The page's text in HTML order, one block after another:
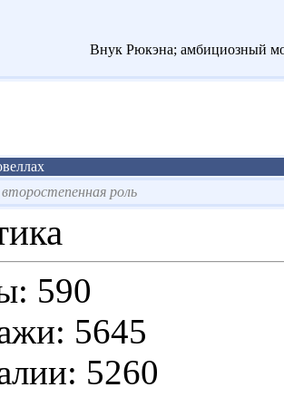
Внук Рюкэна; амбициозный
второстепенная роль
590
5645
5260